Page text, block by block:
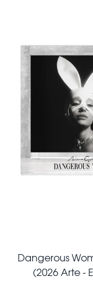
Dangerous
(2026 Arte -